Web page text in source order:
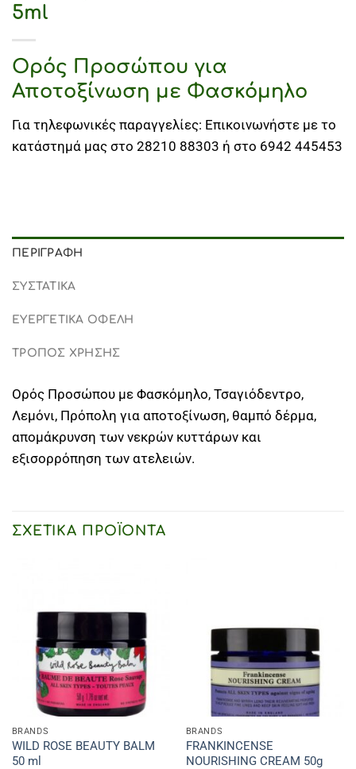
5ml
Ορός Προσώπου για
Αποτοξίνωση με Φασκόμηλο
Για τηλεφωνικές παραγγελίες: Επικοινωνήστε με το
κατάστημά μας στο 28210 88303 ή στο 6942 445453
ΠΕΡΙΓΡΑΦΉ
ΣΥΣΤΑΤΙΚΑ
ΕΥΕΡΓΕΤΙΚΑ ΟΦΕΛΗ
ΤΡΟΠΟΣ ΧΡΗΣΗΣ
Ορός Προσώπου με Φασκόμηλο, Τσαγιόδεντρο,
Λεμόνι, Πρόπολη για αποτοξίνωση, θαμπό δέρμα,
απομάκρυνση των νεκρών κυττάρων και
εξισορρόπηση των ατελειών.
ΣΧΕΤΙΚΆ ΠΡΟΪΌΝΤΑ
BRANDS
WILD ROSE BEAUTY BALM
50 ml
BRANDS
FRANKINCENSE
NOURISHING CREAM 50g